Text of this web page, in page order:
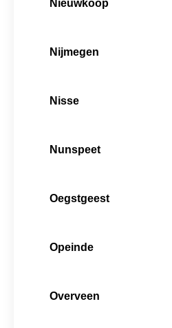
Nieuwkoop
Nijmegen
Nisse
Nunspeet
Oegstgeest
Opeinde
Overveen